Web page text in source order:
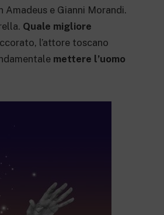
Amadeus e Gianni Morandi.
Quale migliore
l’attore toscano
mettere l’uomo